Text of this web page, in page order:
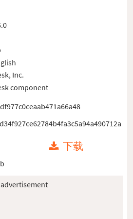
Inc.
component
下载
advertisement